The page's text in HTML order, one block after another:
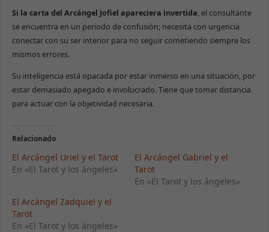
Si la carta del Arcángel Jofiel apareciera invertida, el consultante
se encuentra en un periodo de confusión; necesita con urgencia
conectar con su ser interior para no seguir cometiendo siempre los
mismos errores.
Su inteligencia está opacada por estar inmerso en una situación, por
estar demasiado apegado e involucrado. Tiene que tomar distancia
para actuar con la objetividad necesaria.
Relacionado
El Arcángel Uriel y el Tarot
En «El Tarot y los ángeles»
El Arcángel Gabriel y el
Tarot
En «El Tarot y los ángeles»
El Arcángel Zadquiel y el
Tarot
En «El Tarot y los ángeles»